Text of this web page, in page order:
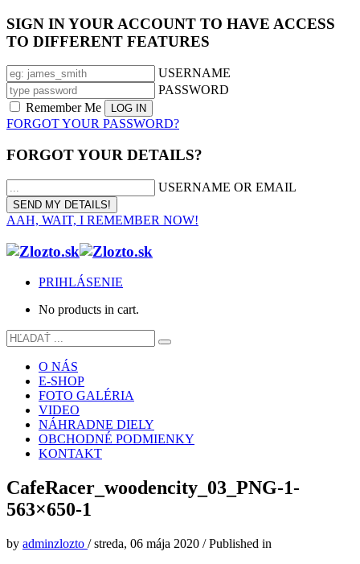
SIGN IN YOUR ACCOUNT TO HAVE ACCESS
TO DIFFERENT FEATURES
USERNAME
PASSWORD
Remember Me
FORGOT YOUR PASSWORD?
FORGOT YOUR DETAILS?
USERNAME OR EMAIL
AAH, WAIT, I REMEMBER NOW!
PRIHLÁSENIE
No products in cart.
O NÁS
E-SHOP
FOTO GALÉRIA
VIDEO
NÁHRADNE DIELY
OBCHODNÉ PODMIENKY
KONTAKT
CafeRacer_woodencity_03_PNG-1-
563×650-1
by adminzlozto /streda, 06 mája 2020 /Published in